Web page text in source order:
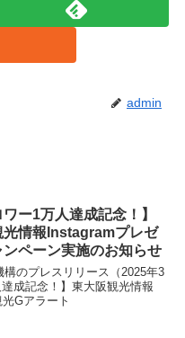
admin
ワー1万人達成記念！】
光情報Instagramプレゼ
ンペーン実施のお知らせ
のプレスリリース（2025年3
成記念！】東大阪観光情報
Gアラート